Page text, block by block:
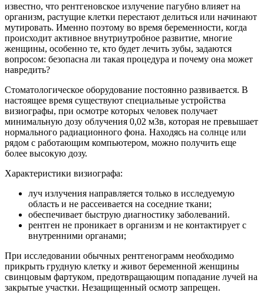
известно, что рентгеновское излучение пагубно влияет на
организм, растущие клетки перестают делиться или начинают
мутировать. Именно поэтому во время беременности, когда
происходит активное внутриутробное развитие, многие
женщины, особенно те, кто будет лечить зубы, задаются
вопросом: безопасна ли такая процедура и почему она может
навредить?
Стоматологическое оборудование постоянно развивается. В
настоящее время существуют специальные устройства
визиографы, при осмотре которых человек получает
минимальную дозу облучения 0,02 м3в, которая не превышает
нормального радиационного фона. Находясь на солнце или
рядом с работающим компьютером, можно получить еще
более высокую дозу.
Характеристики визиографа:
луч излучения направляется только в исследуемую
область и не рассеивается на соседние ткани;
обеспечивает быструю диагностику заболеваний.
рентген не проникает в организм и не контактирует с
внутренними органами;
При исследовании обычных рентгенограмм необходимо
прикрыть грудную клетку и живот беременной женщины
свинцовым фартуком, предотвращающим попадание лучей на
закрытые участки. Незащищенный осмотр запрещен.